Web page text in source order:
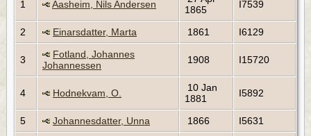
1 Aasheim, Nils Andersen
1865
I7539
2 Einarsdatter, Marta 1861 I6129
3
Fotland, Johannes
Johannessen
1908 I15720
4 Hodnekvam, O.
10 Jan
1881
I5892
5 Johannesdatter, Unna 1866 I5631